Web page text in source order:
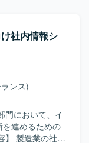
社内情報シ
ンス)
門において、イ
を進めるための